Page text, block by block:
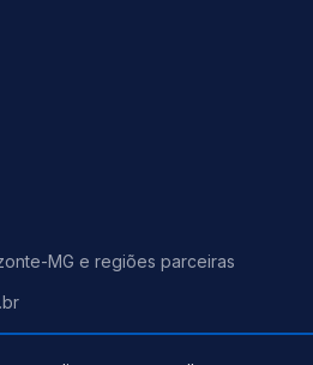
MG e regiões parceiras